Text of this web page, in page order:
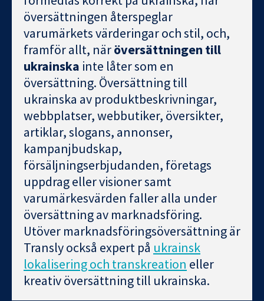
översättningen återspeglar
varumärkets värderingar och stil, och,
framför allt, näröversättningen till
ukrainska inte låter som en
översättning. Översättning till
ukrainska av produktbeskrivningar,
webbplatser, webbutiker, översikter,
artiklar, slogans, annonser,
kampanjbudskap,
försäljningserbjudanden, företags
uppdrag eller visioner samt
varumärkesvärden faller alla under
översättning av marknadsföring.
Utöver marknadsföringsöversättning är
Transly också expert på ukrainsk
lokalisering och transkreation eller
kreativ översättning till ukrainska.